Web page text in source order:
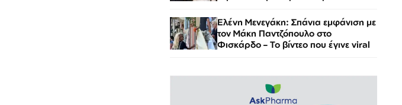
Ελένη Μενεγάκη: Σπάνια εμφάνιση με
τον Μάκη Παντζόπουλο στο
Φισκάρδο – Το βίντεο που έγινε viral